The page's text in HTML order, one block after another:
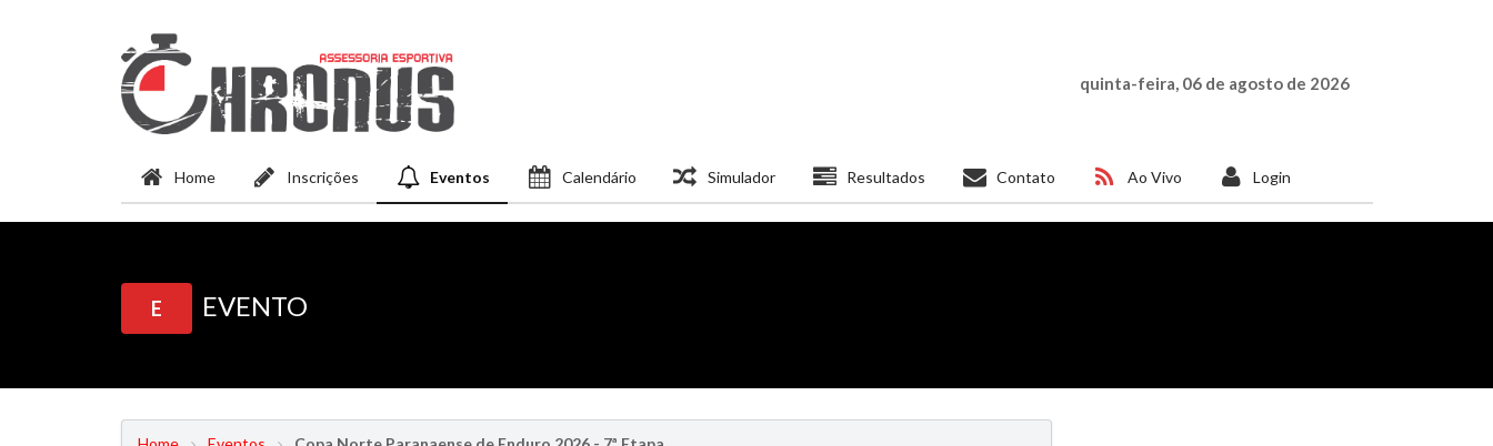
quinta-feira, 06 de agosto de 2026
Home Inscrições Eventos Calendário Simulador Resultados Contato Ao Vivo Login
E EVENTO